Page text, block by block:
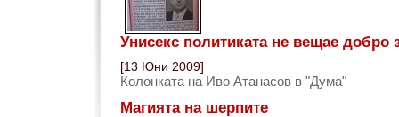
Унисекс политиката не вещае добро
[13 Юни 2009]
Колонката на Иво Атанасов в "Дума"
Магията на шерпите